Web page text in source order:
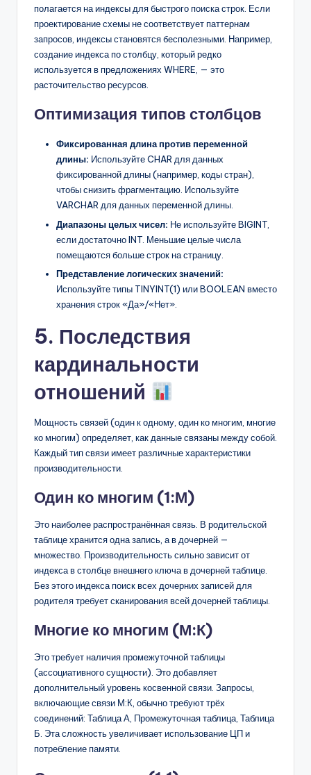
полагается на индексы для быстрого поиска строк. Если
проектирование схемы не соответствует паттернам
запросов, индексы становятся бесполезными. Например,
создание индекса по столбцу, который редко
используется в предложениях WHERE, — это
расточительство ресурсов.
Оптимизация типов столбцов
Фиксированная длина против переменной
длины: Используйте CHAR для данных
фиксированной длины (например, коды стран),
чтобы снизить фрагментацию. Используйте
VARCHAR для данных переменной длины.
Диапазоны целых чисел: Не используйте BIGINT,
если достаточно INT. Меньшие целые числа
помещаются больше строк на страницу.
Представление логических значений:
Используйте типы TINYINT(1) или BOOLEAN вместо
хранения строк «Да»/«Нет».
5. Последствия
кардинальности
отношений
Мощность связей (один к одному, один ко многим, многие
ко многим) определяет, как данные связаны между собой.
Каждый тип связи имеет различные характеристики
производительности.
Один ко многим (1:М)
Это наиболее распространённая связь. В родительской
таблице хранится одна запись, а в дочерней —
множество. Производительность сильно зависит от
индекса в столбце внешнего ключа в дочерней таблице.
Без этого индекса поиск всех дочерних записей для
родителя требует сканирования всей дочерней таблицы.
Многие ко многим (М:К)
Это требует наличия промежуточной таблицы
(ассоциативного сущности). Это добавляет
дополнительный уровень косвенной связи. Запросы,
включающие связи М:К, обычно требуют трёх
соединений: Таблица А, Промежуточная таблица, Таблица
Б. Эта сложность увеличивает использование ЦП и
потребление памяти.